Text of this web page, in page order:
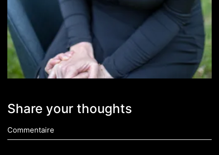
Share your thoughts
Commentaire